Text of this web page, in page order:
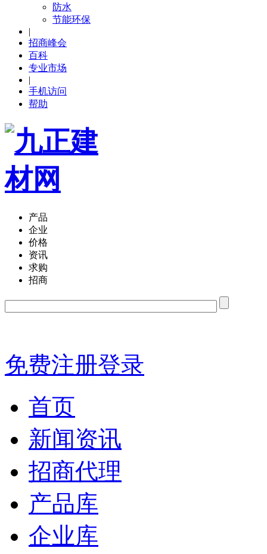
防水
节能环保
|
招商峰会
百科
专业市场
|
手机访问
帮助
产品
企业
价格
资讯
求购
招商
免费注册登录
首页
新闻资讯
招商代理
产品库
企业库